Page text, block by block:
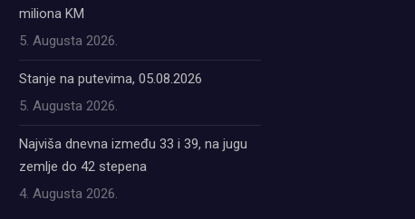
miliona KM
5. Augusta 2026.
Stanje na putevima, 05.08.2026
5. Augusta 2026.
Najviša dnevna između 33 i 39, na jugu
zemlje do 42 stepena
4. Augusta 2026.